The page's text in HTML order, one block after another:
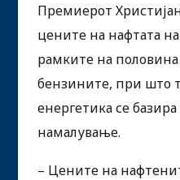
Премиерот
цените на нафтата
рамките на
бензините, при што
енергетика се
намалување.
– Цените на